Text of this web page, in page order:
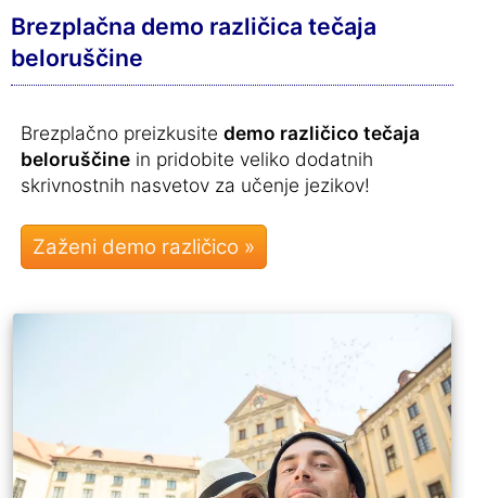
Brezplačna demo različica tečaja
beloruščine
Brezplačno preizkusite demo različico tečaja
beloruščine in pridobite veliko dodatnih
skrivnostnih nasvetov za učenje jezikov!